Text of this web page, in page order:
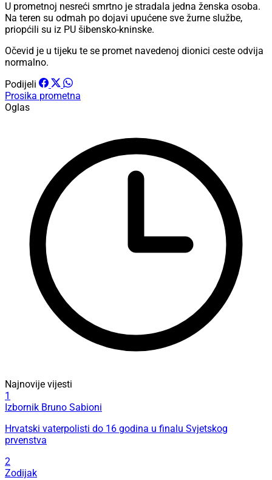
U prometnoj nesreći smrtno je stradala jedna ženska osoba.
Na teren su odmah po dojavi upućene sve žurne službe,
priopćili su iz PU šibensko-kninske.
Očevid je u tijeku te se promet navedenoj dionici ceste odvija
normalno.
Podijeli
Prosika prometna
Oglas
Najnovije vijesti
1
Izbornik Bruno Sabioni
Hrvatski vaterpolisti do 16 godina u finalu Svjetskog
prvenstva
2
Zodijak